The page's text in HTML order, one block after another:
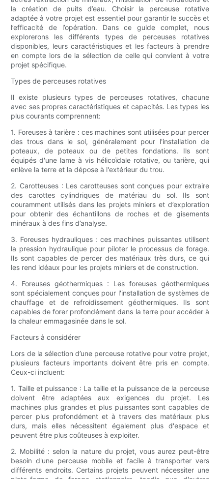
la création de puits d’eau. Choisir la perceuse rotative
adaptée à votre projet est essentiel pour garantir le succès et
l’efficacité de l’opération. Dans ce guide complet, nous
explorerons les différents types de perceuses rotatives
disponibles, leurs caractéristiques et les facteurs à prendre
en compte lors de la sélection de celle qui convient à votre
projet spécifique.
Types de perceuses rotatives
Il existe plusieurs types de perceuses rotatives, chacune
avec ses propres caractéristiques et capacités. Les types les
plus courants comprennent:
1. Foreuses à tarière : ces machines sont utilisées pour percer
des trous dans le sol, généralement pour l'installation de
poteaux, de poteaux ou de petites fondations. Ils sont
équipés d'une lame à vis hélicoïdale rotative, ou tarière, qui
enlève la terre et la dépose à l'extérieur du trou.
2. Carotteuses : Les carotteuses sont conçues pour extraire
des carottes cylindriques de matériau du sol. Ils sont
couramment utilisés dans les projets miniers et d’exploration
pour obtenir des échantillons de roches et de gisements
minéraux à des fins d’analyse.
3. Foreuses hydrauliques : ces machines puissantes utilisent
la pression hydraulique pour piloter le processus de forage.
Ils sont capables de percer des matériaux très durs, ce qui
les rend idéaux pour les projets miniers et de construction.
4. Foreuses géothermiques : Les foreuses géothermiques
sont spécialement conçues pour l'installation de systèmes de
chauffage et de refroidissement géothermiques. Ils sont
capables de forer profondément dans la terre pour accéder à
la chaleur emmagasinée dans le sol.
Facteurs à considérer
Lors de la sélection d’une perceuse rotative pour votre projet,
plusieurs facteurs importants doivent être pris en compte.
Ceux-ci incluent:
1. Taille et puissance : La taille et la puissance de la perceuse
doivent être adaptées aux exigences du projet. Les
machines plus grandes et plus puissantes sont capables de
percer plus profondément et à travers des matériaux plus
durs, mais elles nécessitent également plus d'espace et
peuvent être plus coûteuses à exploiter.
2. Mobilité : selon la nature du projet, vous aurez peut-être
besoin d'une perceuse mobile et facile à transporter vers
différents endroits. Certains projets peuvent nécessiter une